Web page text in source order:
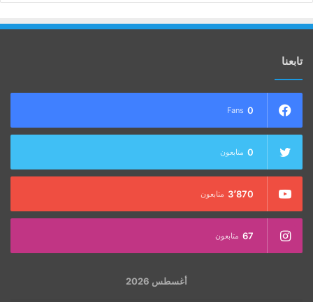
تابعنا
0
Fans
0 متابعون
3٬870 متابعون
67 متابعون
أغسطس 2026